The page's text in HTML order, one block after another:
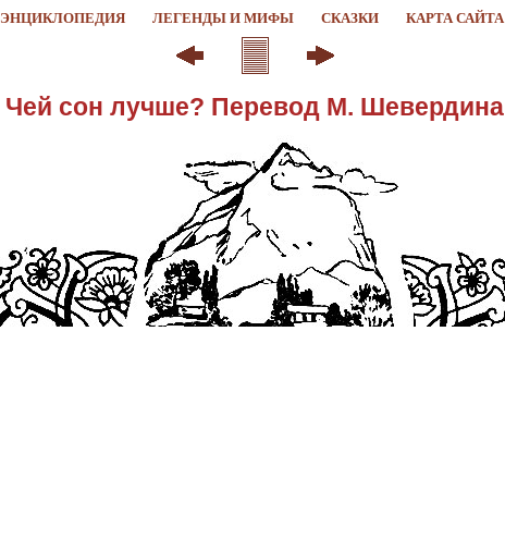
ЭНЦИКЛОПЕДИЯ ЛЕГЕНДЫ И МИФЫ СКАЗКИ КАРТА САЙТА
Чей сон лучше? Перевод М. Шевердина